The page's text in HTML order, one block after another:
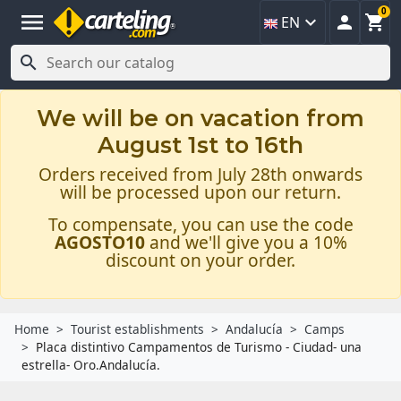
menu EN   
0

We will be on vacation from
August 1st to 16th
Orders received from July 28th onwards
will be processed upon our return.
To compensate, you can use the code
AGOSTO10and we'll give you a 10%
discount on your order.
Home Tourist establishments Andalucía
Camps
Placa distintivo Campamentos de Turismo - Ciudad- una
estrella- Oro.Andalucía.